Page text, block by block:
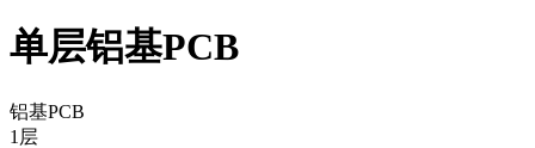
单层铝基PCB
铝基PCB
1层